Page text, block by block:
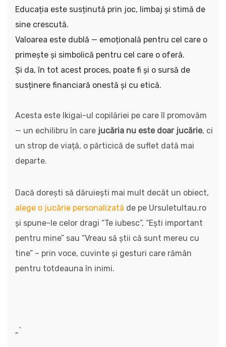
Educația este susținută prin joc, limbaj și stimă de
sine crescută.
Valoarea este dublă — emoțională pentru cel care o
primește și simbolică pentru cel care o oferă.
Și da, în tot acest proces, poate fi și o sursă de
susținere financiară onestă și cu etică.
Acesta este Ikigai-ul copilăriei pe care îl promovăm
— un echilibru în care jucăria nu este doar jucărie, ci
un strop de viață, o părticică de suflet dată mai
departe.
Dacă dorești să dăruiești mai mult decât un obiect,
alege o jucărie personalizată de pe Ursuletultau.ro
și spune-le celor dragi “Te iubesc”, “Ești important
pentru mine” sau “Vreau să știi că sunt mereu cu
tine” – prin voce, cuvinte și gesturi care rămân
pentru totdeauna în inimi.
„`